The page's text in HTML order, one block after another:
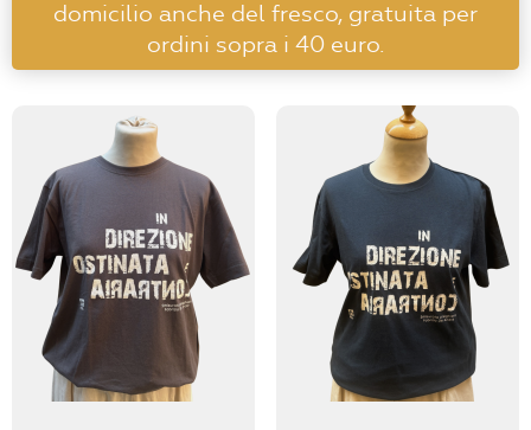
domicilio anche del fresco, gratuita per
ordini sopra i 40 euro.